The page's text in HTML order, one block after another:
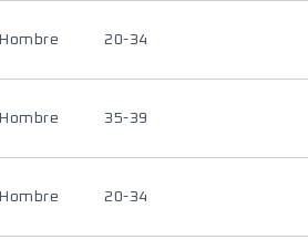
Hombre 20-34
Hombre 35-39
Hombre 20-34